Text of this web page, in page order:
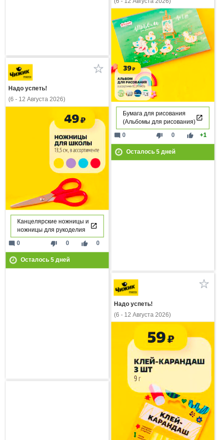
Бумага для рисования
(Альбомы для рисования)
thumb_down 0 thumb_up +1
mode_comment 0
Осталось 5дней
Надо успеть!
(6 - 12 Августа 2026)
Канцелярские ножницы и
ножницы для рукоделия
thumb_down 0 thumb_up 0
mode_comment 0
Осталось 5дней
Надо успеть!
(6 - 12 Августа 2026)